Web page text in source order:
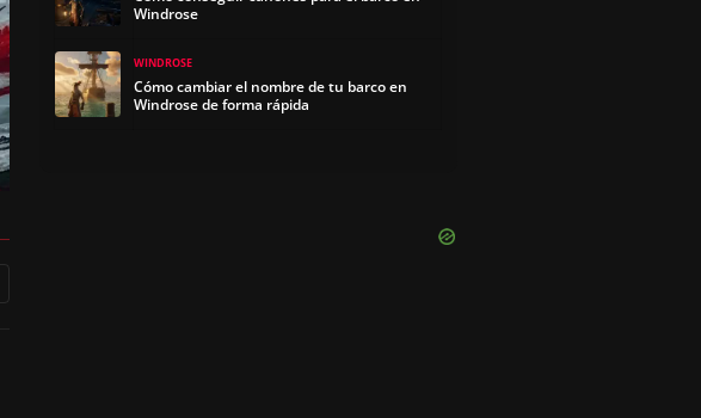
Windrose
WINDROSE
Cómo cambiar el nombre de tu barco en
Windrose de forma rápida